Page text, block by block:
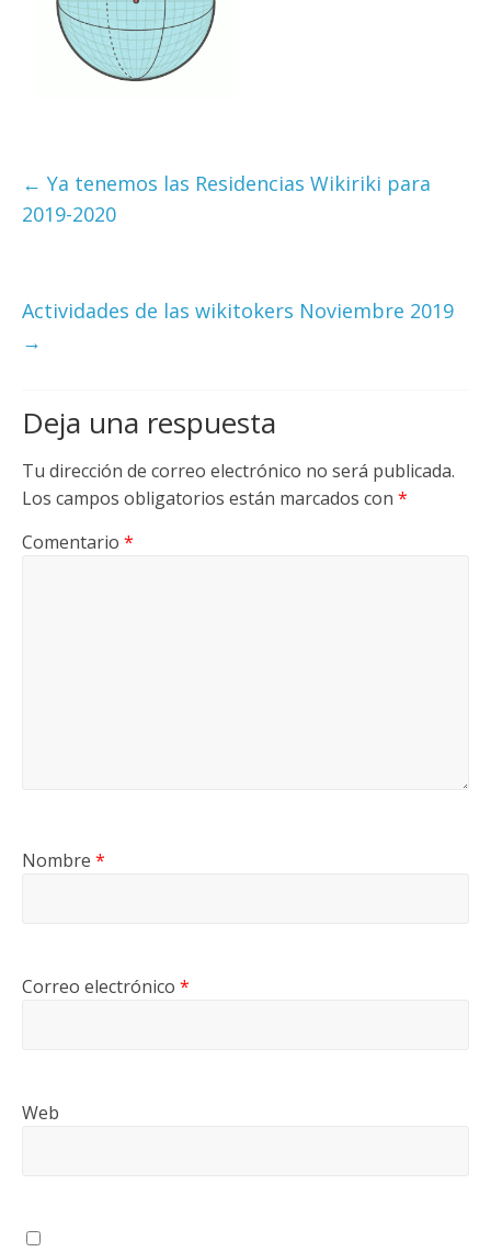
← Ya tenemos las Residencias Wikiriki para
2019-2020
Actividades de las wikitokers Noviembre 2019
→
Deja una respuesta
Tu dirección de correo electrónico no será publicada.
Los campos obligatorios están marcados con *
Comentario *
Nombre *
Correo electrónico *
Web